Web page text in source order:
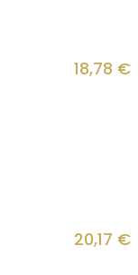
18,78 €
20,17 €